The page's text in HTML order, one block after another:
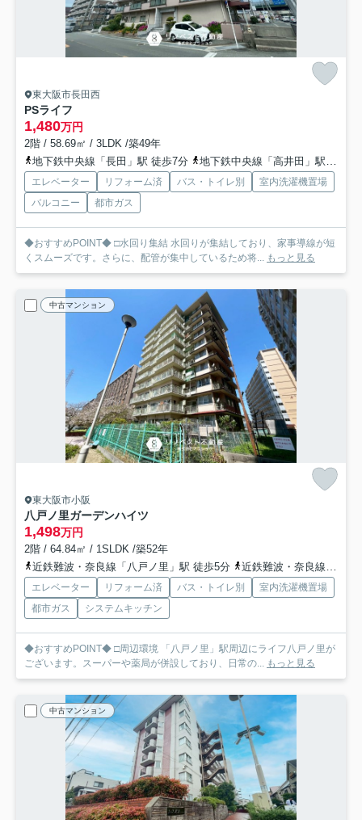
東大阪市長田西
PSライフ
1,480万円
2階 / 58.69㎡ / 3LDK /築49年
地下鉄中央線「長田」駅 徒歩7分
地下鉄中央線「高井田」駅 徒歩18分
エレベーター リフォーム済 バス・トイレ別
室内洗濯機置場
バルコニー
都市ガス
◆おすすめPOINT◆ □水回り集結 水回りが集結しており、家事導線が短
くスムーズです。さらに、配管が集中しているため将... もっと見る
中古マンション
東大阪市小阪
八戸ノ里ガーデンハイツ
1,498万円
2階 / 64.84㎡ / 1SLDK /築52年
近鉄難波・奈良線「八戸ノ里」駅 徒歩5分
近鉄難波・奈良線「河内小阪」駅 徒歩15分
エレベーター リフォーム済 バス・トイレ別
室内洗濯機置場
都市ガス
システムキッチン
◆おすすめPOINT◆ □周辺環境 「八戸ノ里」駅周辺にライフ八戸ノ里が
ございます。スーパーや薬局が併設しており、日常の... もっと見る
中古マンション